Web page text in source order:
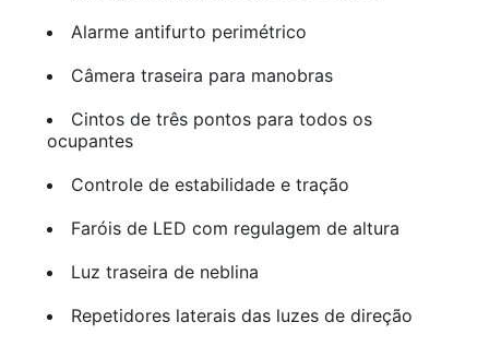
Alarme antifurto perimétrico
Câmera traseira para manobras
Cintos de três pontos para todos os
ocupantes
Controle de estabilidade e tração
Faróis de LED com regulagem de altura
Luz traseira de neblina
Repetidores laterais das luzes de direção